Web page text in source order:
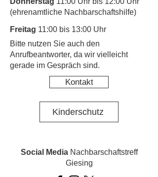
(ehrenamtliche Nachbarschaftshilfe)
Freitag 11:00 bis 13:00 Uhr
​Bitte nutzen Sie auch den
Anrufbeantworter, da wir vielleicht
gerade im Gespräch sind.
Kontakt
Kinderschutz
Social MediaNachbarschaftstreff
Giesing